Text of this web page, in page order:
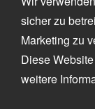
sicher zu
Marketing zu
Diese
weitere